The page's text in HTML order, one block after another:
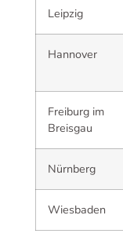
Leipzig
Hannover
Freiburg im
Breisgau
Nürnberg
Wiesbaden